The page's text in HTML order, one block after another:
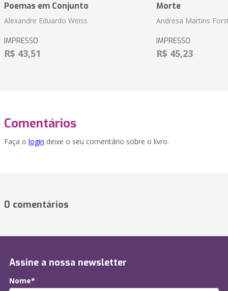
Poemas em Conjunto
Alexandre Eduardo Weiss
IMPRESSO
R$ 43,51
Morte
Andresa Martins
IMPRESSO
R$ 45,23
Comentários
Faça o login deixe o seu comentário sobre o livro.
0 comentários
Assine a nossa newsletter
Nome*